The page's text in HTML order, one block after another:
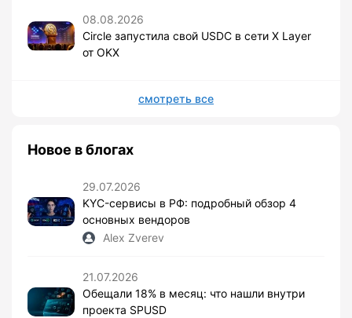
08.08.2026
Circle запустила свой USDC в сети X Layer
от OKX
смотреть все
Новое в блогах
29.07.2026
KYC-сервисы в РФ: подробный обзор 4
основных вендоров
Alex Zverev
21.07.2026
Обещали 18% в месяц: что нашли внутри
проекта SPUSD